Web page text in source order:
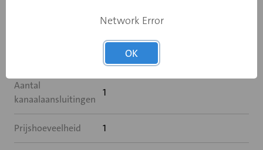
Nee
Aantal
kanaalaansluitingen
1
Prijshoeveelheid 1
Network Error
OK